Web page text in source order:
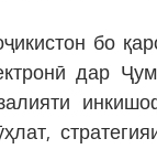
бо
дар